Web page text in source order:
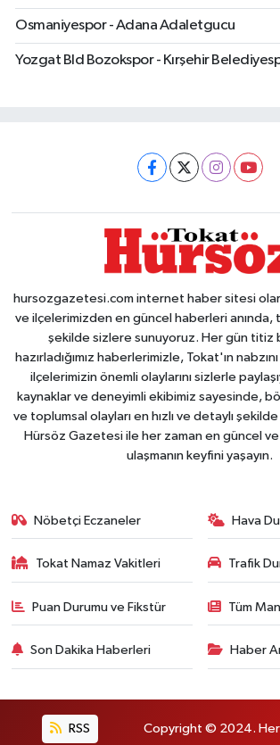
Osmaniyespor - Adana Adaletgucu
Yozgat Bld Bozokspor - Kırşehir
hursozgazetesi.com internet haber sitesi
ve ilçelerimizden en güncel haberleri anında,
şekilde sizlere sunuyoruz. Her gün titiz
hazırladığımız haberlerimizle, Tokat'ın
ilçelerimizin önemli olaylarını sizlerle
kaynaklar ve deneyimli ekibimiz sayesinde,
ve toplumsal olayları en hızlı ve detaylı
Hürsöz Gazetesi ile her zaman en güncel
ulaşmanın keyfini yaşayın.
Nöbetçi Eczaneler Hava
Tokat Namaz Vakitleri Trafik
Puan Durumu ve Fikstür Tüm
Son Dakika Haberleri Haber
RSS Copyright © 2024. Her